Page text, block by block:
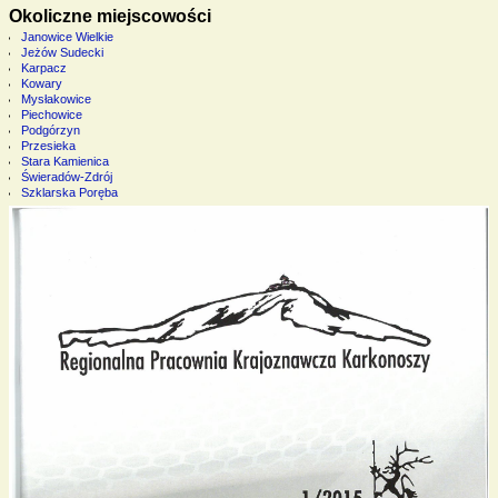
Okoliczne miejscowości
Janowice Wielkie
Jeżów Sudecki
Karpacz
Kowary
Mysłakowice
Piechowice
Podgórzyn
Przesieka
Stara Kamienica
Świeradów-Zdrój
Szklarska Poręba